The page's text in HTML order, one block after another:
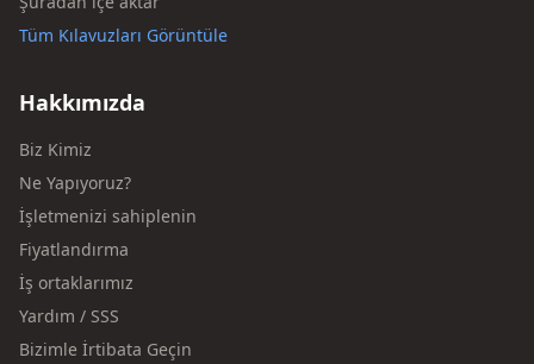
Tüm Kılavuzları Görüntüle
Hakkımızda
Biz Kimiz
Ne Yapıyoruz?
İşletmenizi sahiplenin
Fiyatlandırma
İş ortaklarımız
Yardım / SSS
Bizimle İrtibata Geçin